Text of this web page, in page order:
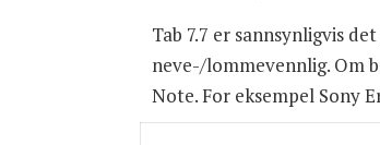
Tab 7.7 er sannsynligvis
neve-/lommevennlig. Om
Note. For eksempel Sony